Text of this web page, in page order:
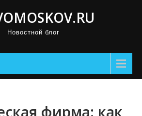
Новостной блог
фирма: как